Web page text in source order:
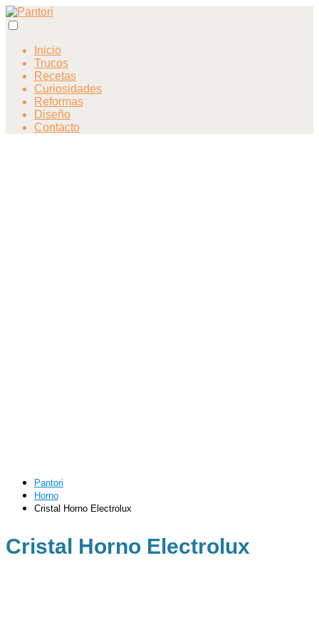
Inicio
Trucos
Recetas
Curiosidades
Reformas
Diseño
Contacto
Pantori
Horno
Cristal Horno Electrolux
Cristal Horno Electrolux